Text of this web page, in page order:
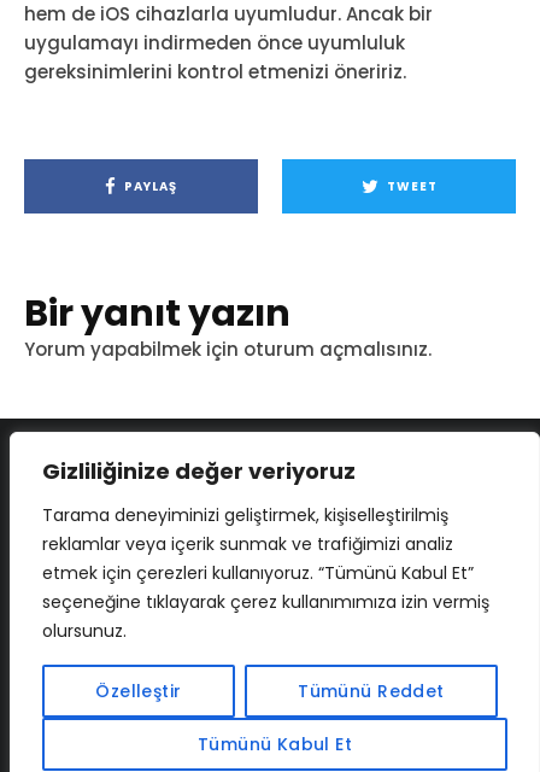
Gizliliğinize değer veriyoruz
Tarama deneyiminizi geliştirmek, kişiselleştirilmiş
reklamlar veya içerik sunmak ve trafiğimizi analiz
etmek için çerezleri kullanıyoruz. “Tümünü Kabul Et”
seçeneğine tıklayarak çerez kullanımımıza izin vermiş
olursunuz.
Özelleştir Tümünü Reddet
Tümünü Kabul Et
hem de iOS cihazlarla uyumludur. Ancak bir
uygulamayı indirmeden önce uyumluluk
gereksinimlerini kontrol etmenizi öneririz.
PAYLAŞ TWEET
Bir yanıt yazın
Yorum yapabilmek için oturum açmalısınız.
İLETIŞIM BAF CADSOFTUSA MAXIMUMPCGUIDES